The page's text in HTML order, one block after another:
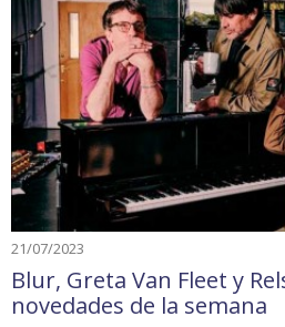
21/07/2023
Blur, Greta Van Fleet y
novedades de la semana